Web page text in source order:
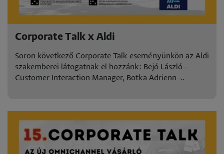
Corporate Talk x Aldi
Soron következő Corporate Talk eseményünkön az Aldi
szakemberei látogatnak el hozzánk: Bejó László -
Customer Interaction Manager, Botka Adrienn -..